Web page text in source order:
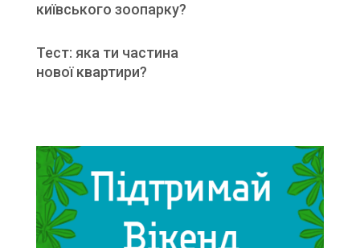
київського зоопарку?
Тест: яка ти частина
нової квартири?